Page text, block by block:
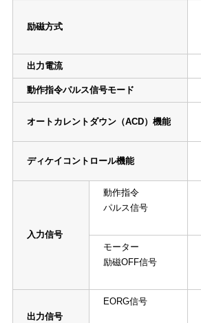
励磁方式
出力電流
動作指令パルス信号モード
オートカレントダウン（ACD）機能
ディケイコントロール機能
入力信号
動作指令
パルス信号
モーター
励磁OFF信号
出力信号
EORG信号